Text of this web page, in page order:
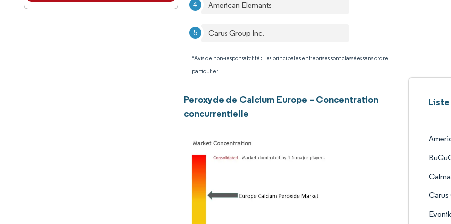
American Elemants
Carus Group Inc.
*Avis de non-responsabilité : Les principales entreprises sont classées sans ordre
particulier
Peroxyde de Calcium Europe – Concentration
concurrentielle
Carus
Evonik